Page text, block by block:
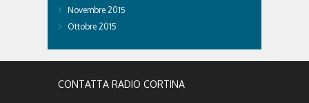
Novembre 2015
Ottobre 2015
CONTATTA RADIO CORTINA